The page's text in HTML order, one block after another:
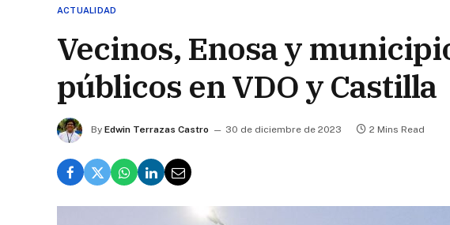
ACTUALIDAD
Vecinos, Enosa y
públicos en VDO y Castilla
By Edwin Terrazas Castro 30 de diciembre de 2023 2 Mins Read